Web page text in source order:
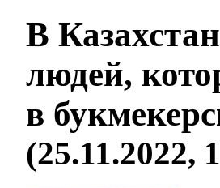
В
людей,
в
(25.11.2022,